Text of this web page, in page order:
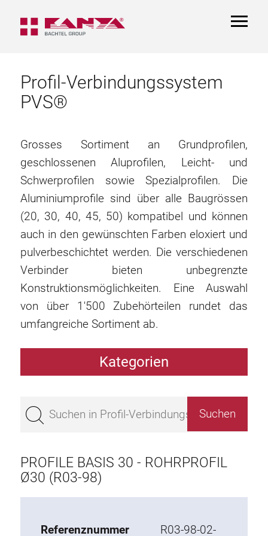
Profil-Verbindungssystem
PVS®
Grosses Sortiment an Grundprofilen,
geschlossenen Aluprofilen, Leicht- und
Schwerprofilen sowie Spezialprofilen. Die
Aluminiumprofile sind über alle Baugrössen
(20, 30, 40, 45, 50) kompatibel und können
auch in den gewünschten Farben eloxiert und
pulverbeschichtet werden. Die verschiedenen
Verbinder bieten unbegrenzte
Konstruktionsmöglichkeiten. Eine Auswahl
von über 1'500 Zubehörteilen rundet das
umfangreiche Sortiment ab.
Kategorien
Bestseller
Profile Basis 45
Profile Basis 40
PROFILE BASIS 30 - ROHRPROFIL
Ø30 (R03-98)
Referenznummer
R03-98-02-